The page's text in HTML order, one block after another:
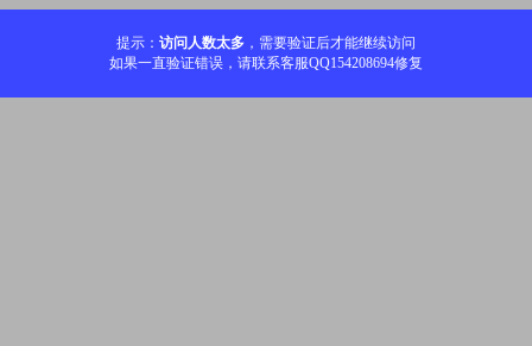
提示： 访问人数太多 ，需要验证后才能继续访问
如果一直验证错误，请联系客服QQ154208694修复